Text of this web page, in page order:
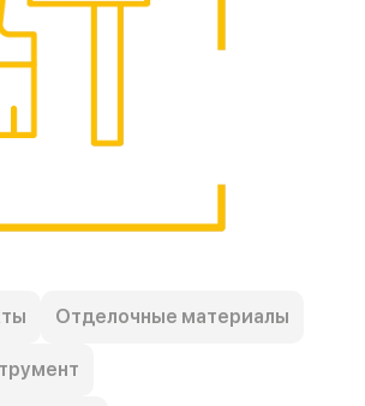
Отделочные материалы